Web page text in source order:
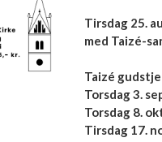
Tirsdag 25.
med Taizé-
Taizé
Torsdag 3.
Torsdag 8.
Tirsdag 17.